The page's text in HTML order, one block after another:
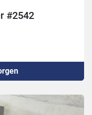
#2542